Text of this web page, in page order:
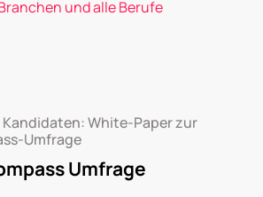
und alle Berufe
Kandidaten: White-Paper zur
Umfrage
Umfrage